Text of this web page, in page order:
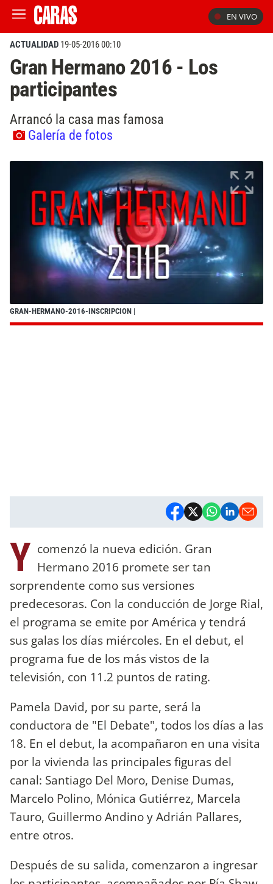
EN VIVO
ACTUALIDAD 19-05-2016 00:10
Gran Hermano 2016 - Los
participantes
Arrancó la casa mas famosa
Galería de fotos
GRAN-HERMANO-2016-INSCRIPCION |
Y comenzó la nueva edición. Gran
Hermano 2016 promete ser tan
sorprendente como sus versiones
predecesoras. Con la conducción de Jorge Rial,
el programa se emite por América y tendrá
sus galas los días miércoles. En el debut, el
programa fue de los más vistos de la
televisión, con 11.2 puntos de rating.
Pamela David, por su parte, será la
conductora de "El Debate", todos los días a las
18. En el debut, la acompañaron en una visita
por la vivienda las principales figuras del
canal: Santiago Del Moro, Denise Dumas,
Marcelo Polino, Mónica Gutiérrez, Marcela
Tauro, Guillermo Andino y Adrián Pallares,
entre otros.
Después de su salida, comenzaron a ingresar